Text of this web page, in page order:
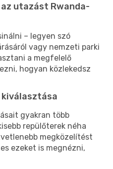
utazást Rwanda-
– legyen szó
vagy nemzeti parki
a megfelelő
hogyan közlekedsz
gyakran több
repülőterek néha
megközelítést
ezeket is megnézni,